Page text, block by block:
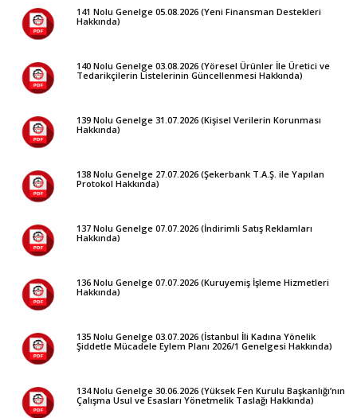
141 Nolu Genelge 05.08.2026 (Yeni Finansman Destekleri
Hakkında)
140 Nolu Genelge 03.08.2026 (Yöresel Ürünler İle Üretici ve
Tedarikçilerin Listelerinin Güncellenmesi Hakkında)
139 Nolu Genelge 31.07.2026 (Kişisel Verilerin Korunması
Hakkında)
138 Nolu Genelge 27.07.2026 (Şekerbank T.A.Ş. ile Yapılan
Protokol Hakkında)
137 Nolu Genelge 07.07.2026 (İndirimli Satış Reklamları
Hakkında)
136 Nolu Genelge 07.07.2026 (Kuruyemiş İşleme Hizmetleri
Hakkında)
135 Nolu Genelge 03.07.2026 (İstanbul İli Kadına Yönelik
Şiddetle Mücadele Eylem Planı 2026/1 Genelgesi Hakkında)
134 Nolu Genelge 30.06.2026 (Yüksek Fen Kurulu Başkanlığı’nın
Çalışma Usul ve Esasları Yönetmelik Taslağı Hakkında)